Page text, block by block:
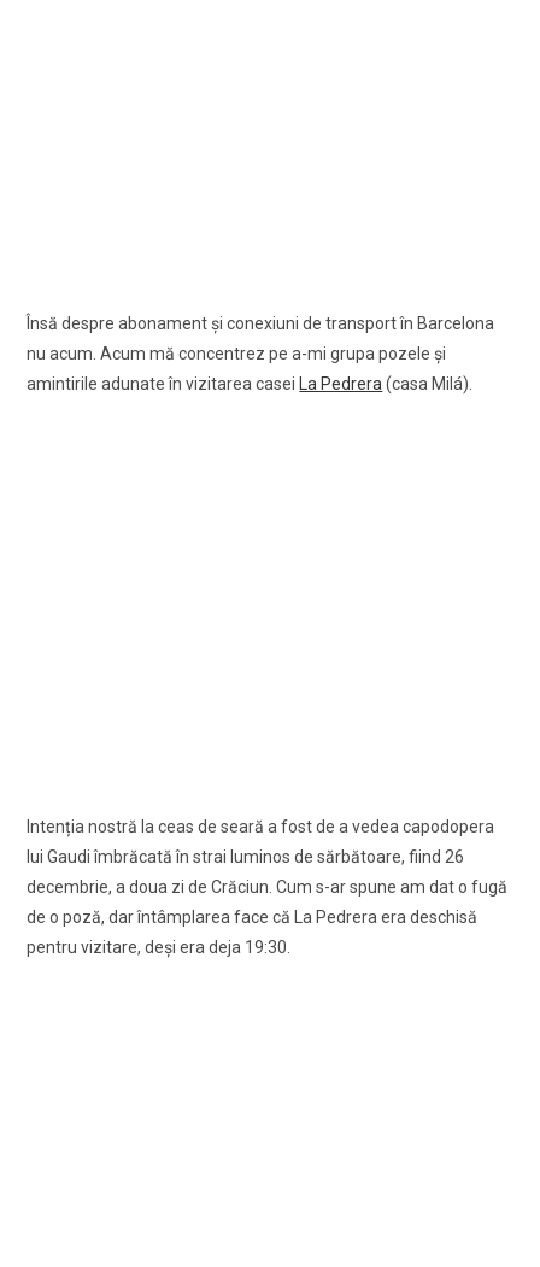
Însă despre abonament şi conexiuni de transport în Barcelona
nu acum. Acum mă concentrez pe a-mi grupa pozele şi
amintirile adunate în vizitarea casei
La Pedrera (casa Milá).
Intenția nostră la ceas de seară a fost de a vedea capodopera
lui Gaudi îmbrăcată în strai luminos de sărbătoare, fiind 26
decembrie, a doua zi de Crăciun. Cum s-ar spune am dat o fugă
de o poză, dar întâmplarea face că La Pedrera era deschisă
pentru vizitare, deşi era deja 19:30.